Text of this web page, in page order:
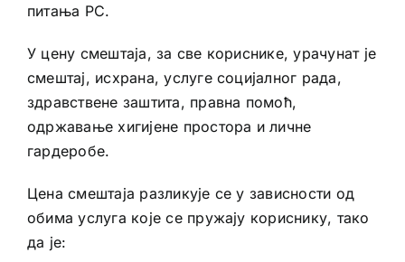
питања РС.
У цену смештаја, за све кориснике, урачунат је
смештај, исхрана, услуге социјалног рада,
здравствене заштита, правна помоћ,
одржавање хигијене простора и личне
гардеробе.
Цена смештаја разликује се у зависности од
обима услуга које се пружају кориснику, тако
да је: